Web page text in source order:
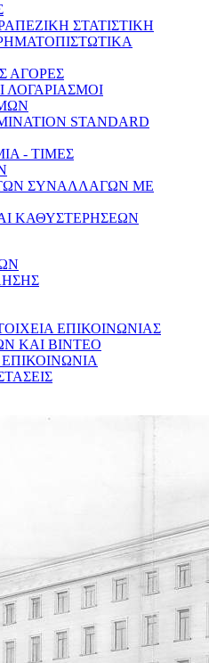
ΣΤΑΤΙΣΤΙΚΗ
ΑΓΟΡΕΣ
ΛΟΓΑΡΙΑΣΜΟΙ
STANDARD
- ΤΙΜΕΣ
ΣΥΝΑΛΛΑΓΩΝ ΜΕ
ΚΑΘΥΣΤΕΡΗΣΕΩΝ
ΕΠΙΚΟΙΝΩΝΙΑΣ
ΚΑΙ ΒΙΝΤΕΟ